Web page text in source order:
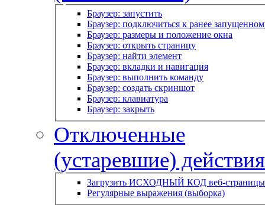
Браузер: запустить
Браузер: подключиться к ранее
Браузер: размеры и положение окна
Браузер: открыть страницу
Браузер: найти элемент
Браузер: вкладки и навигация
Браузер: выполнить команду
Браузер: создать скриншот
Браузер: клавиатура
Браузер: закрыть
Отключенные
(устаревшие) действия
Загрузить ИСХОДНЫЙ КОД веб-страницы
Регулярные выражения (выборка)